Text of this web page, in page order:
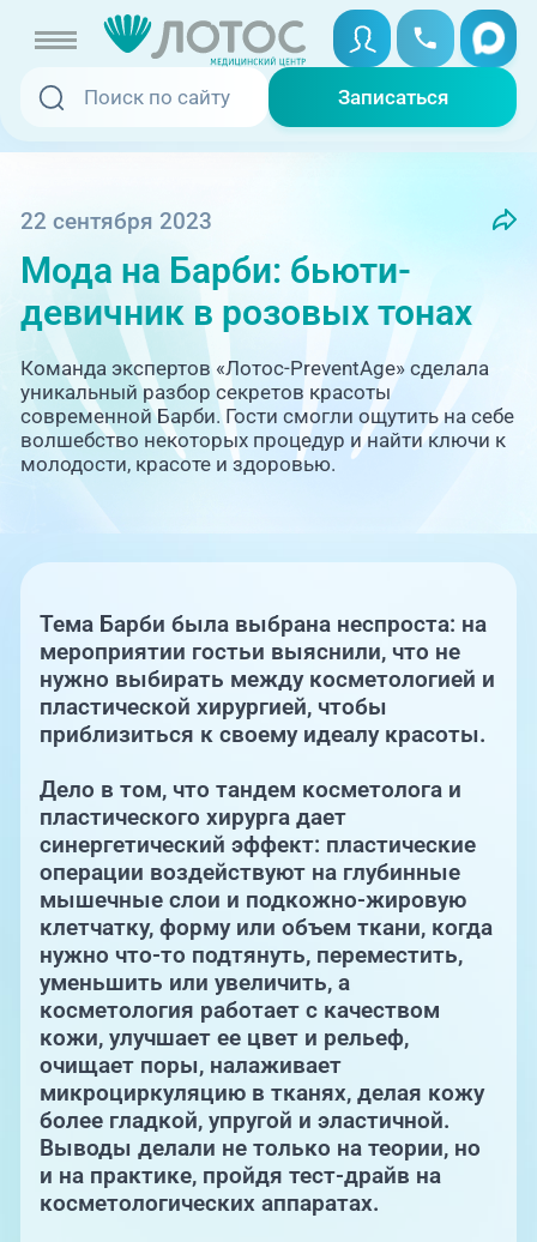
Записаться
Записаться
Специалисты
Акции
Отзывы
Адреса клиник
О клинике
Блог врачей
Новости
Пациентам
PreventAGE
+7 (351) 220-00-03
Записаться онлайн
Вызвать скорую
Медицина на дому
Телемедицина
запись на прием
+7 (351) 220-03-03
Центр амбулаторной
онкологической помощи
+7 (7142) 927-003
жителей Казахстана
22 сентября 2023
Мода на Барби: бьюти-
девичник в розовых тонах
Команда экспертов «Лотос-PreventAge» сделала
уникальный разбор секретов красоты
современной Барби. Гости смогли ощутить на себе
волшебство некоторых процедур и найти ключи к
молодости, красоте и здоровью.
Тема Барби была выбрана неспроста: на
мероприятии гостьи выяснили, что не
нужно выбирать между косметологией и
пластической хирургией, чтобы
приблизиться к своему идеалу красоты.
Дело в том, что тандем косметолога и
пластического хирурга дает
синергетический эффект: пластические
операции воздействуют на глубинные
мышечные слои и подкожно-жировую
клетчатку, форму или объем ткани, когда
нужно что-то подтянуть, переместить,
уменьшить или увеличить, а
косметология работает с качеством
кожи, улучшает ее цвет и рельеф,
очищает поры, налаживает
микроциркуляцию в тканях, делая кожу
более гладкой, упругой и эластичной.
Выводы делали не только на теории, но
и на практике, пройдя тест-драйв на
косметологических аппаратах.